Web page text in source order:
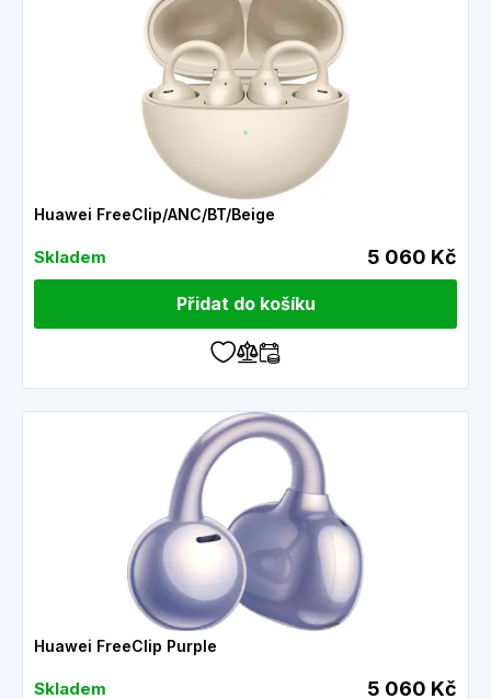
Huawei FreeClip/ANC/BT/Beige
Skladem 5 060 Kč
Přidat do košíku
Huawei FreeClip Purple
Skladem 5 060 Kč